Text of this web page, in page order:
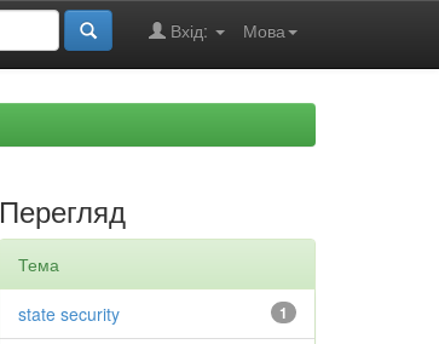
Мова
Вхід:
Перегляд
Тема
1
state security